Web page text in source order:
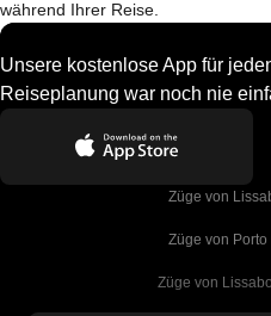
während Ihrer Reise.
Unsere kostenlose App für
Reiseplanung war noch nie
Züge von
Züge von
Züge von